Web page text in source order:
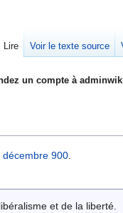
un compte à
décembre 900.
et de la liberté.
Lire Voir le texte source